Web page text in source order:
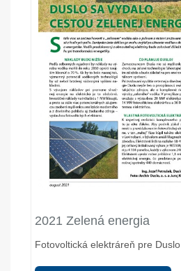
2021 Zelená energia
Fotovoltická elektráreň pre Duslo